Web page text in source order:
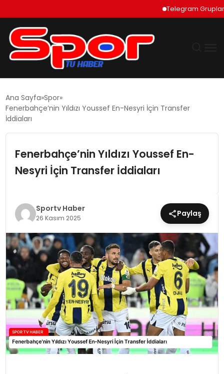
Telegram Grupları
DÜNYA
SIYASET
EĞITIM
MAGAZIN
SPOR
YAŞAM
Ana Sayfa Spor
Fenerbahçe’nin Yıldızı Youssef En-Nesyri İçin Transfer
İddiaları
Fenerbahçe’nin Yıldızı Youssef En-
Nesyri İçin Transfer İddiaları
Sportv Haber
26 Kasım 2025 Paylaş